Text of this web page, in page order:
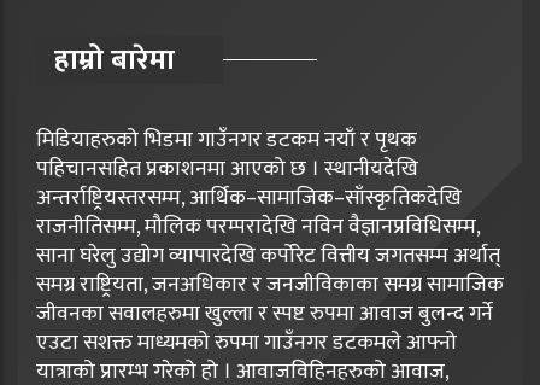
हाम्रो बारेमा
मिडियाहरुको भिडमा गाउँनगर डटकम नयाँ र पृथक
पहिचानसहित प्रकाशनमा आएको छ । स्थानीयदेखि
अन्तर्राष्ट्रियस्तरसम्म, आर्थिक–सामाजिक–साँस्कृतिकदेखि
राजनीतिसम्म, मौलिक परम्परादेखि नविन वैज्ञानप्रविधिसम्म,
साना घरेलु उद्योग व्यापारदेखि कर्पोरेट वित्तीय जगतसम्म अर्थात्
समग्र राष्ट्रियता, जनअधिकार र जनजीविकाका समग्र सामाजिक
जीवनका सवालहरुमा खुल्ला र स्पष्ट रुपमा आवाज बुलन्द गर्ने
एउटा सशक्त माध्यमको रुपमा गाउँनगर डटकमले आफ्नो
यात्राको प्रारम्भ गरेको हो । आवाजविहिनहरुको आवाज,